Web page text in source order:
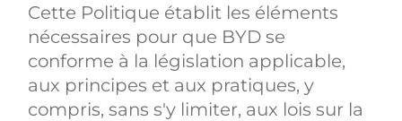
Cette Politique établit les éléments
nécessaires pour que BYD se
conforme à la législation applicable,
aux principes et aux pratiques, y
compris, sans s'y limiter, aux lois sur la